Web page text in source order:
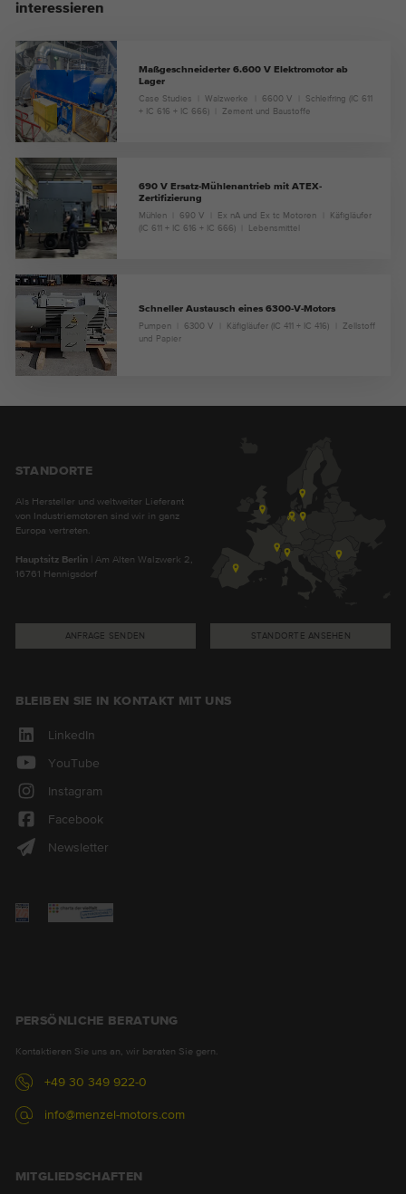
interessieren
Maßgeschneiderter 6.600 V Elektromotor ab
Lager
Case Studies
Walzwerke 6600 V
Schleifring (IC 611
+ IC 616 + IC 666)
Zement und Baustoffe
690 V Ersatz-Mühlenantrieb mit ATEX-
Zertifizierung
Mühlen
690 V Ex nA und Ex tc Motoren
Käfigläufer
(IC 611 + IC 616 + IC 666)
Lebensmittel
Schneller Austausch eines 6300-V-Motors
Pumpen
6300 V Käfigläufer (IC 411 + IC 416)
Zellstoff
und Papier
STANDORTE
Als Hersteller und weltweiter Lieferant
von Industriemotoren sind wir in ganz
Europa vertreten.
Hauptsitz Berlin| Am Alten Walzwerk 2,
16761 Hennigsdorf
ANFRAGE SENDEN STANDORTE ANSEHEN
BLEIBEN SIE IN KONTAKT MIT UNS
LinkedIn
YouTube
Instagram
Facebook
Newsletter
PERSÖNLICHE BERATUNG
Kontaktieren Sie uns an, wir beraten Sie gern.
+49 30 349 922-0
info@menzel-motors.com
MITGLIEDSCHAFTEN